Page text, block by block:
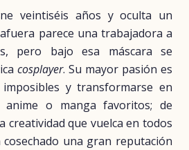
veintiséis años y oculta un
parece una trabajadora a
pero bajo esa máscara se
cosplayer. Su mayor pasión es
y transformarse en
anime o manga favoritos; de
creatividad que vuelca en todos
una gran reputación